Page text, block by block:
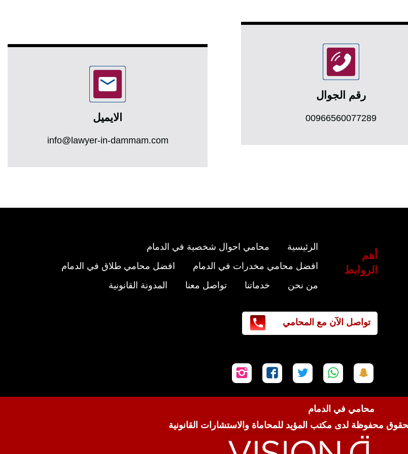
رقم الجوال
00966560077289 الايميل
info@lawyer-in-dammam.com
أهم
الروابط
الرئيسية
محامي احوال شخصية في الدمام
افضل محامي مخدرات في الدمام
افضل محامي طلاق في الدمام
من نحن
خدماتنا تواصل معنا المدونة القانونية
تواصل الآن مع المحامي
على
شات
على
على
على
على
محامي في الدمام
مكتب المؤيد للمحاماة والاستشارات القانونية